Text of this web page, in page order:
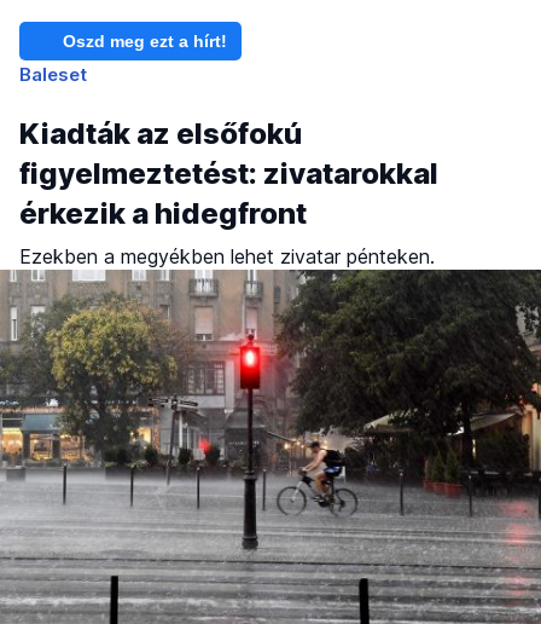
Oszd meg ezt a hírt!
Baleset
Kiadták az elsőfokú
figyelmeztetést: zivatarokkal
érkezik a hidegfront
Ezekben a megyékben lehet zivatar pénteken.